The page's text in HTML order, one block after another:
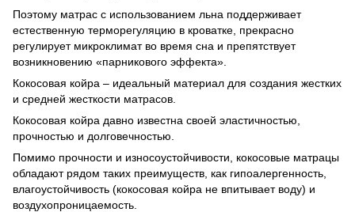
Поэтому матрас с использованием льна поддерживает
естественную терморегуляцию в кроватке, прекрасно
регулирует микроклимат во время сна и препятствует
возникновению «парникового эффекта».
Кокосовая койра – идеальный материал для создания жестких
и средней жесткости матрасов.
Кокосовая койра давно известна своей эластичностью,
прочностью и долговечностью.
Помимо прочности и износоустойчивости, кокосовые матрацы
обладают рядом таких преимуществ, как гипоалергенность,
влагоустойчивость (кокосовая койра не впитывает воду) и
воздухопроницаемость.